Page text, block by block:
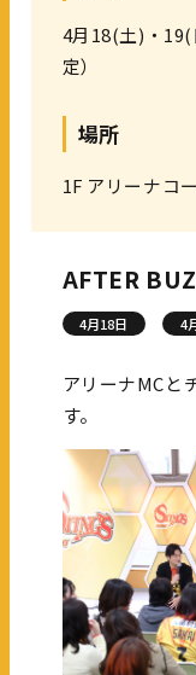
4月18(土)・19(
定）
場所
1F アリーナコ
AFTER
4月18日 4
アリーナMCと
す。